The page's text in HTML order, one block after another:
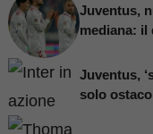
Juventus,
mediana: il
Juventus,
solo